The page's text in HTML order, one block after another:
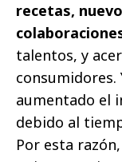
recetas,
talentos, y
consumidores.
aumentado el
debido al
Por esta